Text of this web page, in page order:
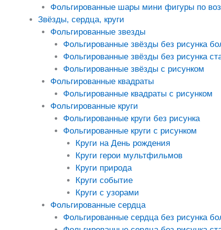
Фольгированные шары мини фигуры по
Звёзды, сердца, круги
Фольгированные звезды
Фольгированные звёзды без рисунка
Фольгированные звёзды без рисунка
Фольгированные звёзды с рисунком
Фольгированные квадраты
Фольгированные квадраты с рисунком
Фольгированные круги
Фольгированные круги без рисунка
Фольгированные круги с рисунком
Круги на День рождения
Круги герои мультфильмов
Круги природа
Круги событие
Круги с узорами
Фольгированные сердца
Фольгированные сердца без рисунка